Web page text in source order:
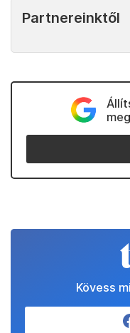
vidéki újságírókkal,